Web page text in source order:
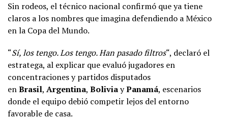
Sin rodeos, el técnico nacional confirmó que ya tiene
claros a los nombres que imagina defendiendo a México
en la Copa del Mundo.
“Sí, los tengo. Los tengo. Han pasado filtros“, declaró el
estratega, al explicar que evaluó jugadores en
concentraciones y partidos disputados
enBrasil, Argentina, BoliviayPanamá, escenarios
donde el equipo debió competir lejos del entorno
favorable de casa.